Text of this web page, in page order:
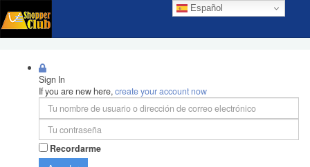
Español
Sign In
If you are new here,create your account now
Recordarme